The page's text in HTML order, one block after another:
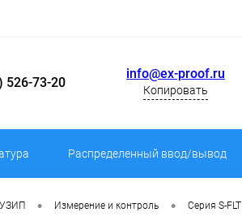
526-73-20
info@ex-proof.ru
Копировать
Распределенный ввод/вывод
УЗИП • Измерение и контроль • Серия S-FLT